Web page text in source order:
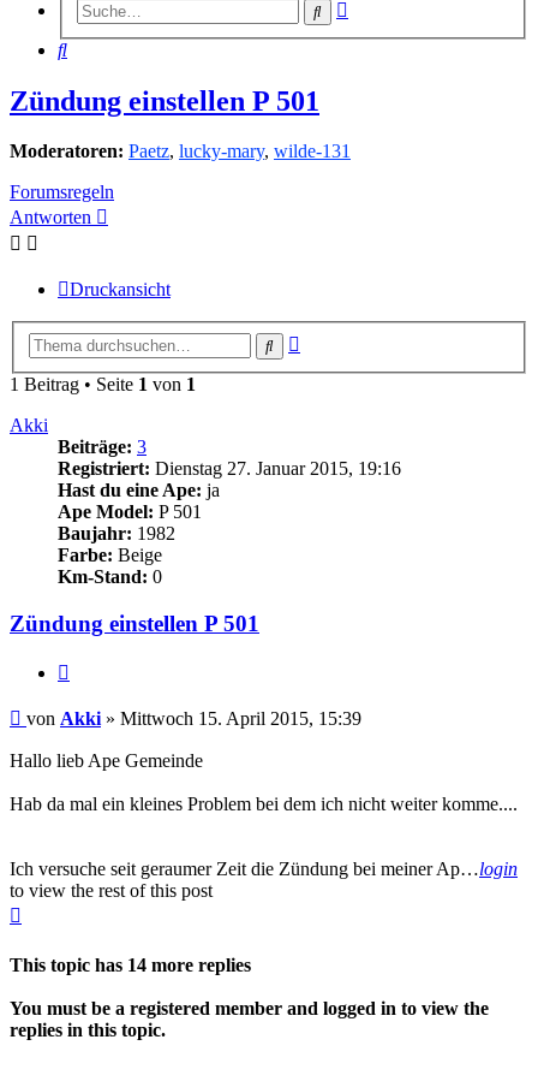
Suche
Suche
Zündung einstellen P 501
Moderatoren: Paetz, lucky-mary, wilde-131
Forumsregeln
Antworten
Druckansicht
Suche
1 Beitrag • Seite 1 von 1
Akki
Beiträge: 3
Registriert: Dienstag 27. Januar 2015, 19:16
Hast du eine Ape: ja
Ape Model: P 501
Baujahr: 1982
Farbe: Beige
Km-Stand: 0
Zündung einstellen P 501
Beitrag
von Akki» Mittwoch 15. April 2015, 15:39
Hallo lieb Ape Gemeinde
Hab da mal ein kleines Problem bei dem ich nicht weiter komme....
Ich versuche seit geraumer Zeit die Zündung bei meiner Ap…login
to view the rest of this post
This topic has 14 more replies
You must be a registered member and logged in to view the
replies in this topic.